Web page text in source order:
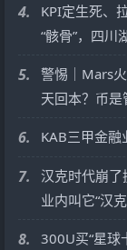
4.
KPI定生死、
“骸骨”，四川
5.
警惕｜Mars
天回本？币
6. KAB三甲金
7.
汉克时代崩
业内叫它“汉
8.
300U买“星球